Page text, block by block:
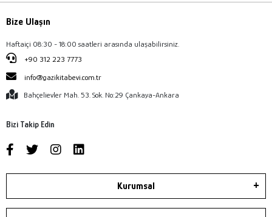
Bize Ulaşın
Haftaiçi 08:30 - 18:00 saatleri arasında ulaşabilirsiniz.
+90 312 223 7773
info@gazikitabevi.com.tr
Bahçelievler Mah. 53. Sok. No:29 Çankaya-Ankara
Bizi Takip Edin
Kurumsal